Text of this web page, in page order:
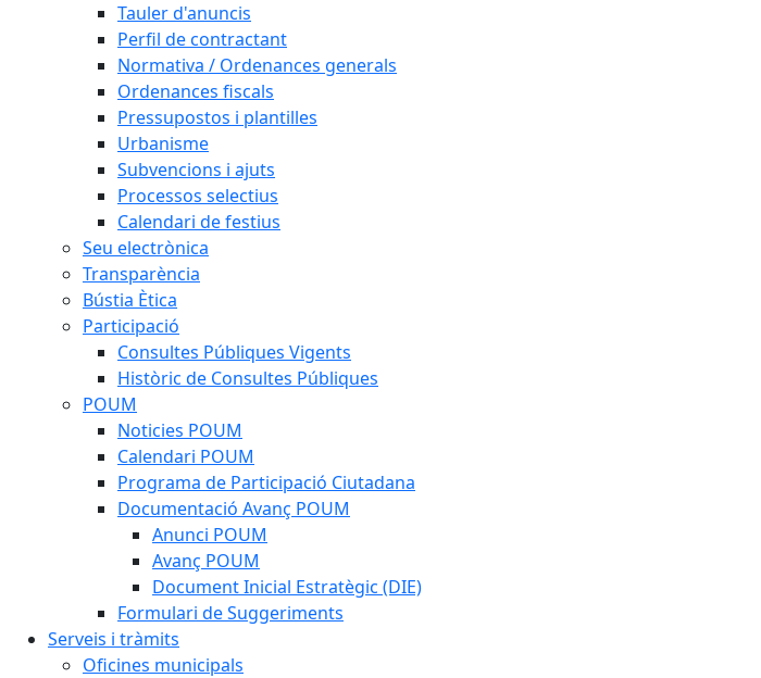
Tauler d'anuncis
Perfil de contractant
Normativa / Ordenances generals
Ordenances fiscals
Pressupostos i plantilles
Urbanisme
Subvencions i ajuts
Processos selectius
Calendari de festius
Seu electrònica
Transparència
Bústia Ètica
Participació
Consultes Públiques Vigents
Històric de Consultes Públiques
POUM
Noticies POUM
Calendari POUM
Programa de Participació Ciutadana
Documentació Avanç POUM
Anunci POUM
Avanç POUM
Document Inicial Estratègic (DIE)
Formulari de Suggeriments
Serveis i tràmits
Oficines municipals